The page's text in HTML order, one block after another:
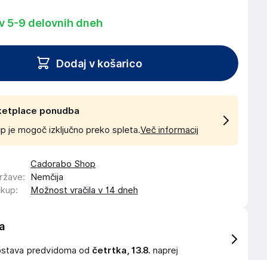
5-9 delovnih dneh
Dodaj v košarico
ponudba
je mogoč izključno preko spleta.Več informacij
Cadorabo Shop
:
Nemčija
: Možnost vračila v 14 dneh
predvidoma od četrtka, 13.8. naprej